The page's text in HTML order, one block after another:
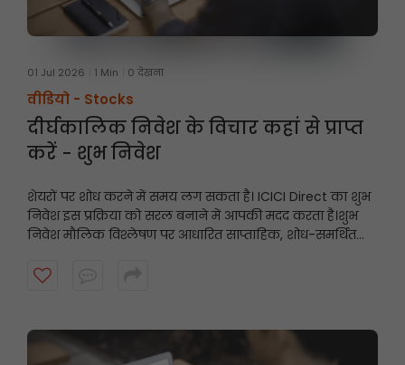
01 Jul 2026 1 Min 0 देखना
वीडियो - Stocks
दीर्घकालिक निवेश के विचार कहां से प्राप्त
करें - शुभ निवेश
शेयरों पर शोध करने में समय लग सकता है। ICICI Direct का शुभ
निवेश इस प्रक्रिया को सरल बनाने में आपकी मदद करता है।शुभ
निवेश मौलिक विश्लेषण पर आधारित साप्ताहिक, शोध-समर्थित
दृष्टिकोण के अनुरूप संभावित अवसरों को खोजने में मदद मिलती है।